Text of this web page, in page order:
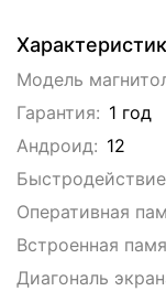
Модель
Гарантия: 1 год
Андроид: 12
Оперативная
Встроенная
Диагональ